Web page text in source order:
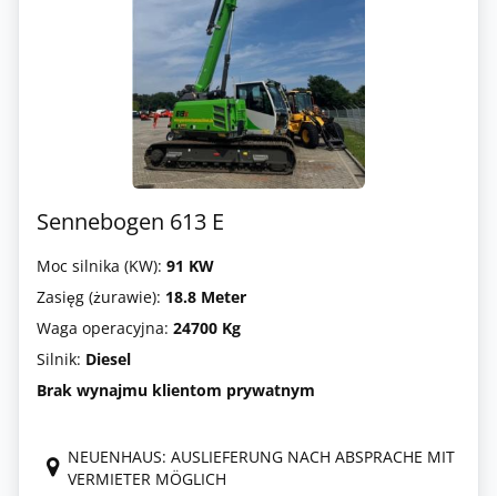
Sennebogen 613 E
Moc silnika (KW): 91 KW
Zasięg (żurawie): 18.8 Meter
Waga operacyjna: 24700 Kg
Silnik: Diesel
Brak wynajmu klientom prywatnym
NEUENHAUS: AUSLIEFERUNG NACH ABSPRACHE MIT
VERMIETER MÖGLICH